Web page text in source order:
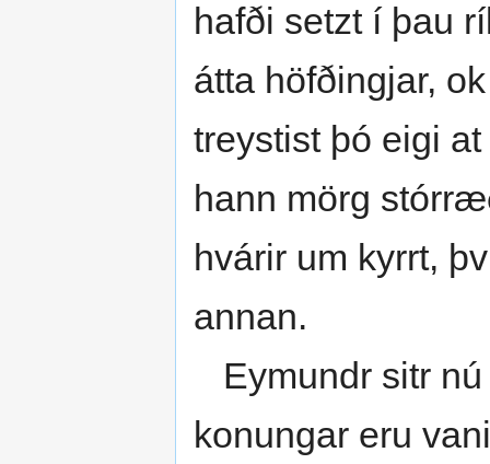
hafði setzt í þau
átta höfðingjar,
treystist þó eigi
hann mörg
hvárir um kyrrt,
annan.
Eymundr sitr
konungar eru